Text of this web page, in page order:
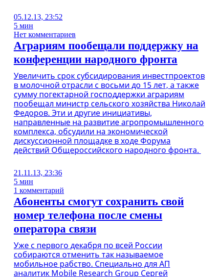
05.12.13, 23:52
5 мин
Нет комментариев
Аграриям пообещали поддержку на
конференции народного фронта
Увеличить срок субсидирования инвестпроектов
в молочной отрасли с восьми до 15 лет, а также
сумму погектарной господдержки аграриям
пообещал министр сельского хозяйства Николай
Федоров. Эти и другие инициативы,
направленные на развитие агропромышленного
комплекса, обсудили на экономической
дискуссионной площадке в ходе Форума
действий Общероссийского народного фронта.
21.11.13, 23:36
5 мин
1 комментарий
Абоненты смогут сохранить свой
номер телефона после смены
оператора связи
Уже с первого декабря по всей России
собираются отменить так называемое
мобильное рабство. Специально для АП
аналитик Mobile Research Group Сергей